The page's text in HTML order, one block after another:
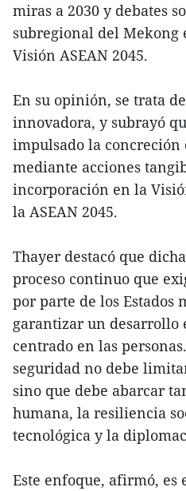
miras a 2030 y debates
subregional del Mekong
Visión ASEAN 2045.
En su opinión, se trata
innovadora, y subrayó
impulsado la concreción
mediante acciones
incorporación en la
la ASEAN 2045.
Thayer destacó que
proceso continuo que
por parte de los Estados
garantizar un desarrollo
centrado en las
seguridad no debe
sino que debe abarcar
humana, la resiliencia
tecnológica y la
Este enfoque, afirmó, es